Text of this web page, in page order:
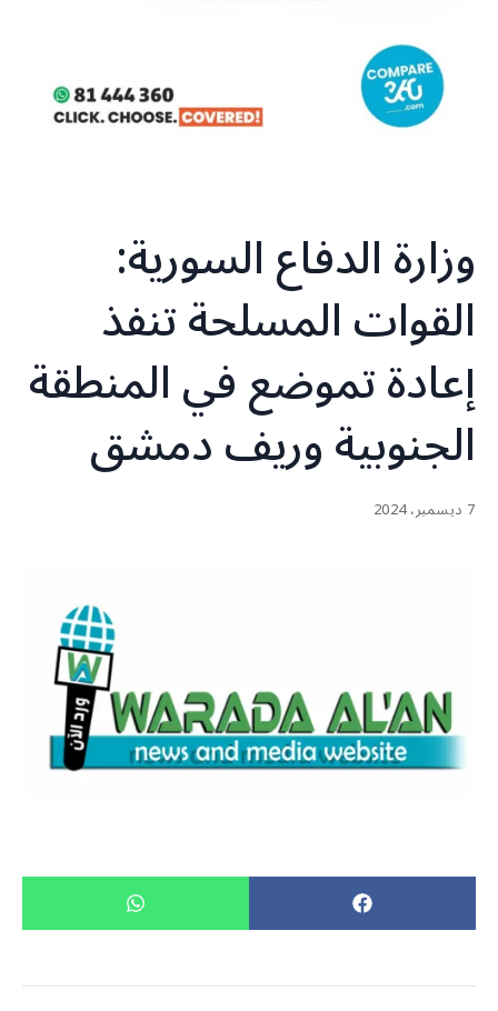
وزارة الدفاع السورية:
القوات المسلحة تنفذ
إعادة تموضع في المنطقة
الجنوبية وريف دمشق
7 ديسمبر، 2024